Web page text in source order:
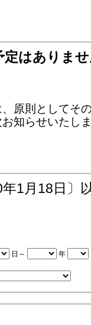
定はありま
原則としてそ
知らせいたし
年1月18日〕
日～ 年